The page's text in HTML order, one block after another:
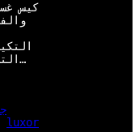
كيس
التي يجب الاهتمام بها لضمان أد…
luxor